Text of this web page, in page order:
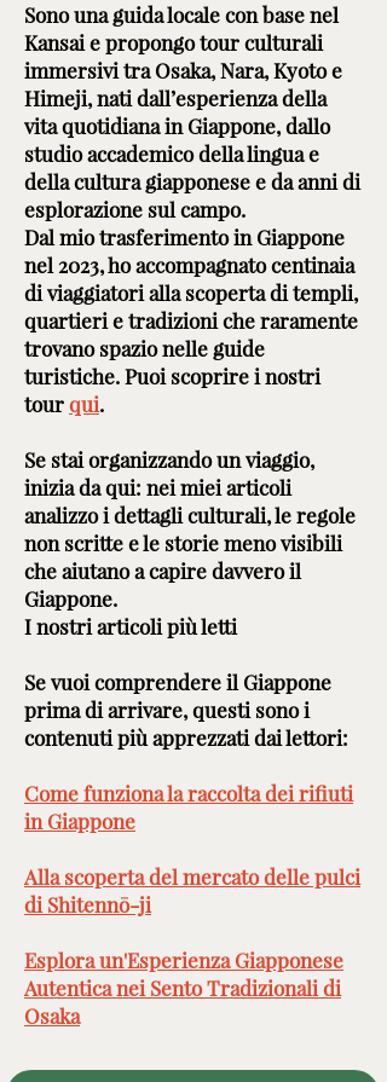
Sono una guida locale con base nel
Kansai e propongo tour culturali
immersivi tra Osaka, Nara, Kyoto e
Himeji, nati dall’esperienza della
vita quotidiana in Giappone, dallo
studio accademico della lingua e
della cultura giapponese e da anni di
esplorazione sul campo.
Dal mio trasferimento in Giappone
nel 2023, ho accompagnato centinaia
di viaggiatori alla scoperta di templi,
quartieri e tradizioni che raramente
trovano spazio nelle guide
turistiche. Puoi scoprire i nostri
tourqui.
Se stai organizzando un viaggio,
inizia da qui: nei miei articoli
analizzo i dettagli culturali, le regole
non scritte e le storie meno visibili
che aiutano a capire davvero il
Giappone.
I nostri articoli più letti
Se vuoi comprendere il Giappone
prima di arrivare, questi sono i
contenuti più apprezzati dai lettori:
Come funziona la raccolta dei rifiuti
in Giappone
Alla scoperta del mercato delle pulci
di Shitennō-ji
Esplora un'Esperienza Giapponese
Autentica nei Sento Tradizionali di
Osaka